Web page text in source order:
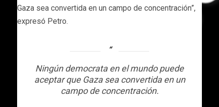
Gaza sea convertida en un campo de concentración”,
expresó Petro.
Ningún democrata en el mundo puede
aceptar que Gaza sea convertida en un
campo de concentración.